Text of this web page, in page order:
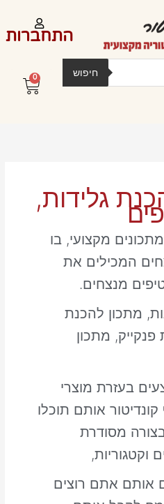
התחברות
חיפוש 0
עגלת
קניות
גלידות,
מקצועי, בו
המכילים את
מנצחים.
מתכון להכנת
מתכון
בעזרת מוצרי
אותם תוכלו
מסודרת
וקטגוריות,
אותם אתם רוצים